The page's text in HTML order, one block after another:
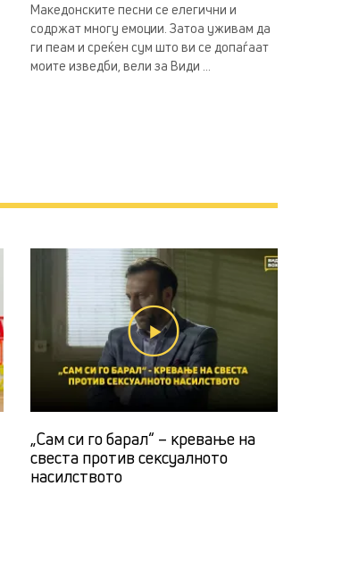
Македонските песни се елегични и
содржат многу емоции. Затоа уживам да
ги пеам и среќен сум што ви се допаѓаат
моите изведби, вели за Види ...
„Сам си го барал“ – кревање на
свеста против сексуалното
насилството